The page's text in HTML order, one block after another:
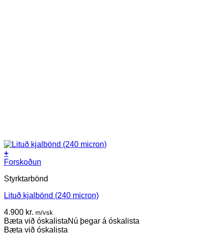
+
This
has
variants.
options
may
Forskoðun
Styrktarbönd
Lituð kjalbönd (240 micron)
4.900 kr. m/vsk
Bæta við óskalistaNú þegar á óskalista
Bæta við óskalista